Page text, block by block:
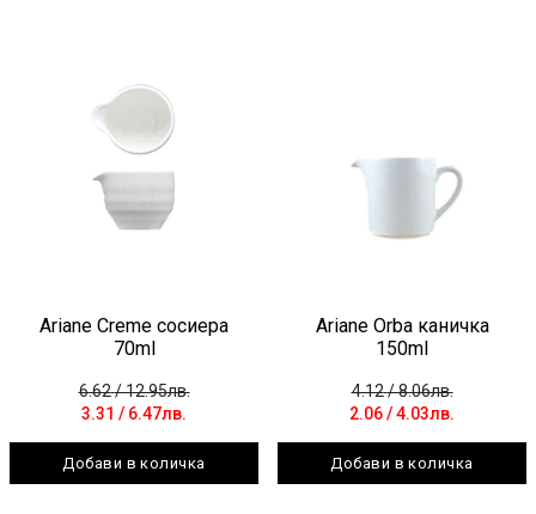
Ariane Creme сосиера
70ml
6.62/ 12.95лв.
3.31 / 6.47лв.
Добави в количка
Ariane Orba каничка
150ml
4.12/ 8.06лв.
2.06/ 4.03лв.
Добави в количка